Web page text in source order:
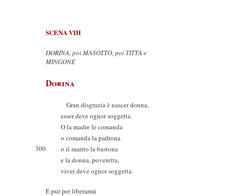
SCENA VIII
DORINA, poi MASOTTO, poi TITTA e
MINGONE
Dorina
Gran disgrazia è nascer donna,
esser deve ognor soggetta.
O la madre le comanda
o comanda la padrona
300
o il marito la bastona
e la donna, poveretta,
viver deve ognor soggetta.
E pur per liberarmi